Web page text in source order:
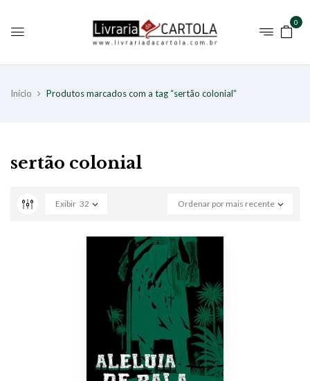
0
Início Produtos marcados com a tag “sertão colonial”
sertão colonial
Ordenar por mais recente
Exibir 32